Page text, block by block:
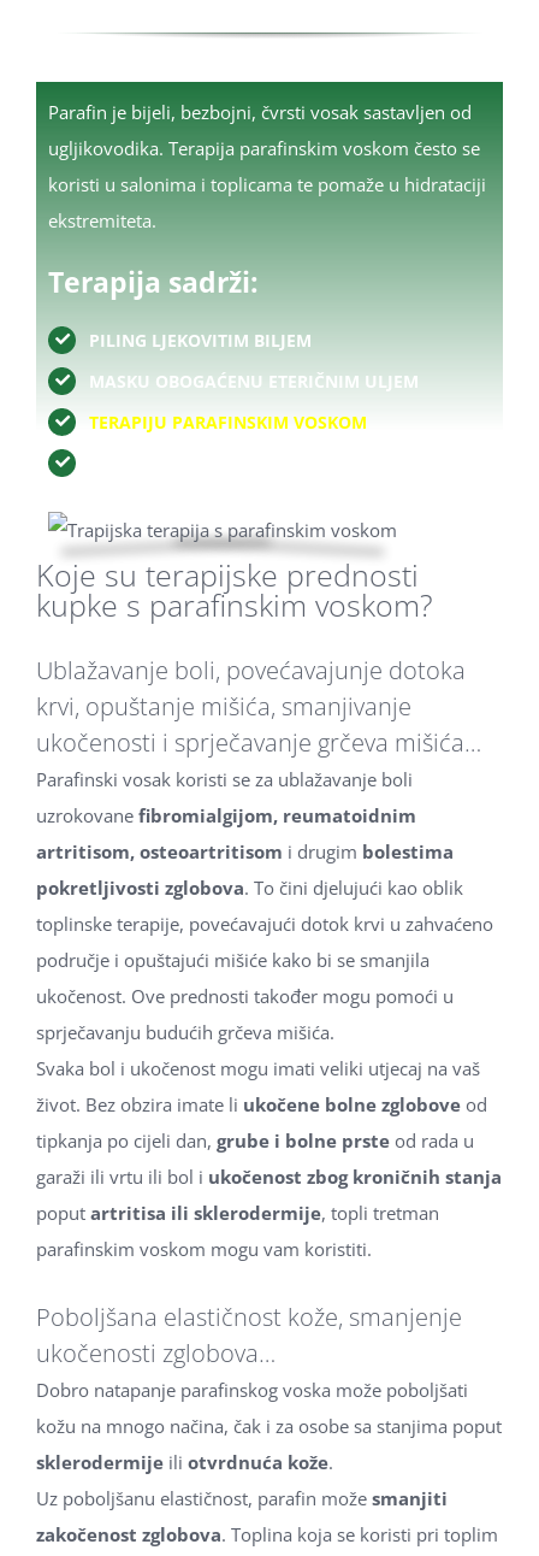
Parafin je bijeli, bezbojni, čvrsti vosak sastavljen od
ugljikovodika. Terapija parafinskim voskom često se
koristi u salonima i toplicama te pomaže u hidrataciji
ekstremiteta.
Terapija sadrži:
PILING LJEKOVITIM BILJEM
MASKU OBOGAĆENU ETERIČNIM ULJEM
TERAPIJU PARAFINSKIM VOSKOM
Koje su terapijske prednosti
kupke s parafinskim voskom?
Ublažavanje boli, povećavajunje dotoka
krvi, opuštanje mišića, smanjivanje
ukočenosti i sprječavanje grčeva mišića…
Parafinski vosak koristi se za ublažavanje boli
uzrokovane fibromialgijom, reumatoidnim
artritisom, osteoartritisom i drugim bolestima
pokretljivosti zglobova. To čini djelujući kao oblik
toplinske terapije, povećavajući dotok krvi u zahvaćeno
područje i opuštajući mišiće kako bi se smanjila
ukočenost. Ove prednosti također mogu pomoći u
sprječavanju budućih grčeva mišića.
Svaka bol i ukočenost mogu imati veliki utjecaj na vaš
život. Bez obzira imate li ukočene bolne zglobove od
tipkanja po cijeli dan, grube i bolne prste od rada u
garaži ili vrtu ili bol i ukočenost zbog kroničnih stanja
poput artritisa ili sklerodermije, topli tretman
parafinskim voskom mogu vam koristiti.
Poboljšana elastičnost kože, smanjenje
ukočenosti zglobova…
Dobro natapanje parafinskog voska može poboljšati
kožu na mnogo načina, čak i za osobe sa stanjima poput
sklerodermije ili otvrdnuća kože.
Uz poboljšanu elastičnost, parafin može smanjiti
zakočenost zglobova. Toplina koja se koristi pri toplim